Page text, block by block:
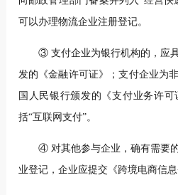
可以办理物流企业注册登记。
③ 支付企业为银行机构的，应
发的《金融许可证》；支付企业为
国人民银行颁发的《支付业务许
括“互联网支付”。
④ 对其他参与企业，确有需要
业登记，企业应提交《跨境电商信息